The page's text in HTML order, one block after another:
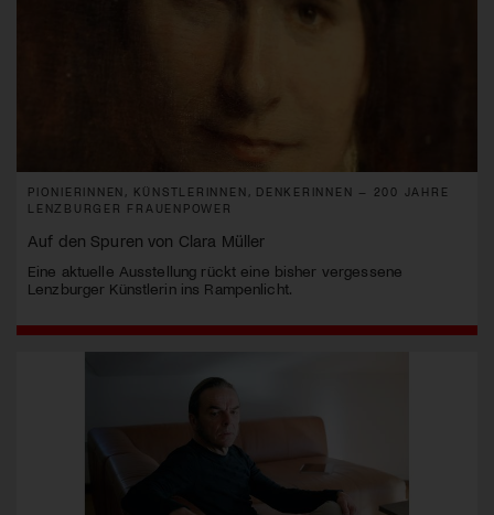
PIONIERINNEN, KÜNSTLERINNEN, DENKERINNEN – 200 JAHRE
LENZBURGER FRAUENPOWER
Auf den Spuren von Clara Müller
Eine aktuelle Ausstellung rückt eine bisher vergessene
Lenzburger Künstlerin ins Rampenlicht.